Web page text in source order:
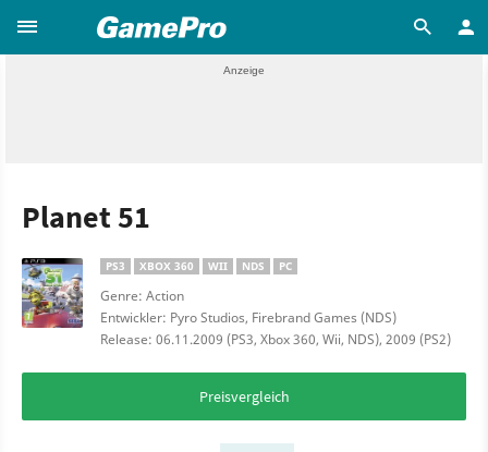
Planet 51
PS3 XBOX 360 WII NDS PC
Genre: Action
Entwickler: Pyro Studios, Firebrand Games (NDS)
Release: 06.11.2009 (PS3, Xbox 360, Wii, NDS), 2009 (PS2)
Preisvergleich